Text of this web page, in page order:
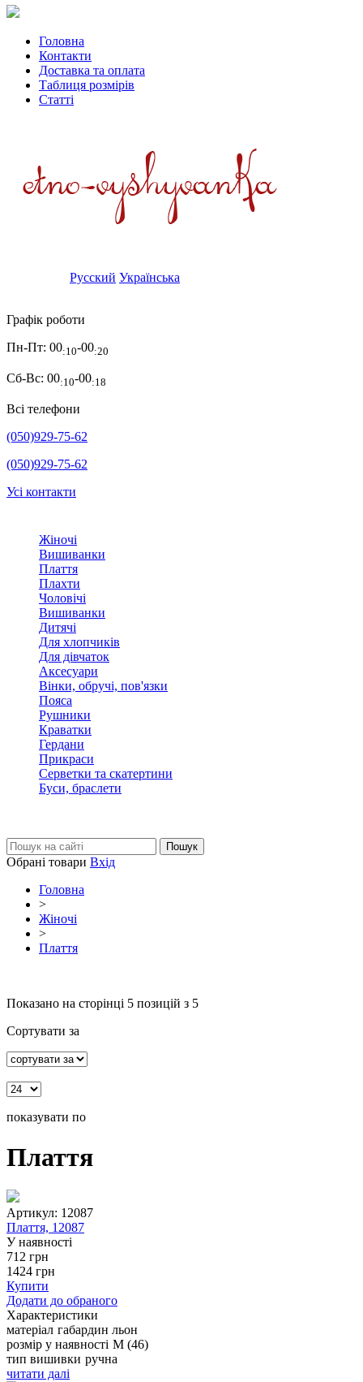
Головна
Контакти
Доставка та оплата
Таблиця розмірів
Статті
Русский Українська
Графік роботи
Пн-Пт: 00:10-00:20
Сб-Вс: 00:10-00:18
Всі телефони
(050)929-75-62
(050)929-75-62
Усі контакти
Жіночі
Вишиванки
Плаття
Плахти
Чоловічі
Вишиванки
Дитячі
Для хлопчиків
Для дівчаток
Аксесуари
Вінки, обручі, пов'язки
Пояса
Рушники
Краватки
Гердани
Прикраси
Серветки та скатертини
Буси, браслети
Обрані товари Вхід
Головна
>
Жіночі
>
Плаття
Показано на сторінці 5 позицій з 5
Сортувати за
показувати по
Плаття
Артикул: 12087
Плаття, 12087
У наявності
712 грн
1424 грн
Купити
Додати до обраного
Характеристики
матеріал габардин льон
розмір у наявності M (46)
тип вишивки ручна
читати далі